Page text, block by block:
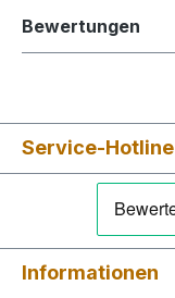
Bewertungen
Service-Hotline
Informationen